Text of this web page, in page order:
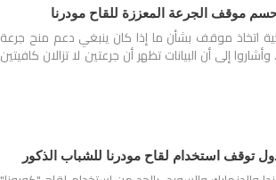
حسم موقف الجرعة المعززة للقاح مودرنا
اتخاذ موقف بشأن ما إذا كان ينبغي دعم منح جرعة
إلى أن البيانات تظهر أن جرعتين لا تزالان كافيتين